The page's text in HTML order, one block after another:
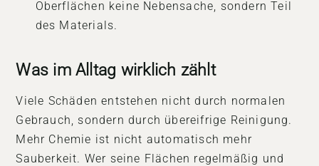
Oberflächen keine Nebensache, sondern Teil
des Materials.
Was im Alltag wirklich zählt
Viele Schäden entstehen nicht durch normalen
Gebrauch, sondern durch übereifrige Reinigung.
Mehr Chemie ist nicht automatisch mehr
Sauberkeit. Wer seine Flächen regelmäßig und